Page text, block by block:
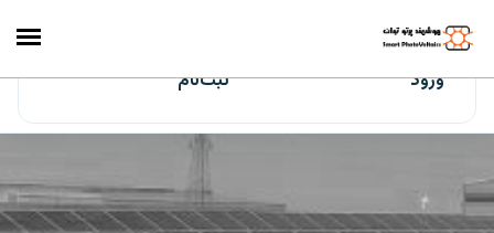
ایران‌سولار
ورود ثبت‌نام